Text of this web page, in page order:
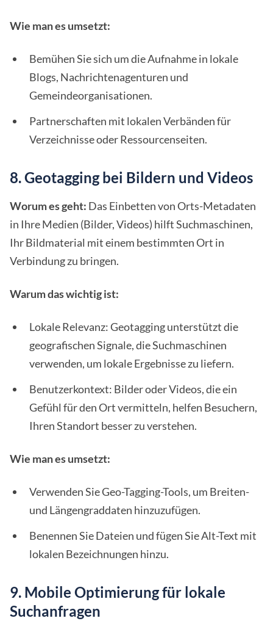
Wie man es umsetzt:
Bemühen Sie sich um die Aufnahme in lokale
Blogs, Nachrichtenagenturen und
Gemeindeorganisationen.
Partnerschaften mit lokalen Verbänden für
Verzeichnisse oder Ressourcenseiten.
8. Geotagging bei Bildern und Videos
Worum es geht: Das Einbetten von Orts-Metadaten
in Ihre Medien (Bilder, Videos) hilft Suchmaschinen,
Ihr Bildmaterial mit einem bestimmten Ort in
Verbindung zu bringen.
Warum das wichtig ist:
Lokale Relevanz: Geotagging unterstützt die
geografischen Signale, die Suchmaschinen
verwenden, um lokale Ergebnisse zu liefern.
Benutzerkontext: Bilder oder Videos, die ein
Gefühl für den Ort vermitteln, helfen Besuchern,
Ihren Standort besser zu verstehen.
Wie man es umsetzt:
Verwenden Sie Geo-Tagging-Tools, um Breiten-
und Längengraddaten hinzuzufügen.
Benennen Sie Dateien und fügen Sie Alt-Text mit
lokalen Bezeichnungen hinzu.
9. Mobile Optimierung für lokale
Suchanfragen